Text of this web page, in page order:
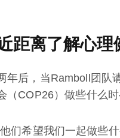
距离了解心理
年后，当Ramboll团队
（COP26）做些什么
他们希望我们一起做些